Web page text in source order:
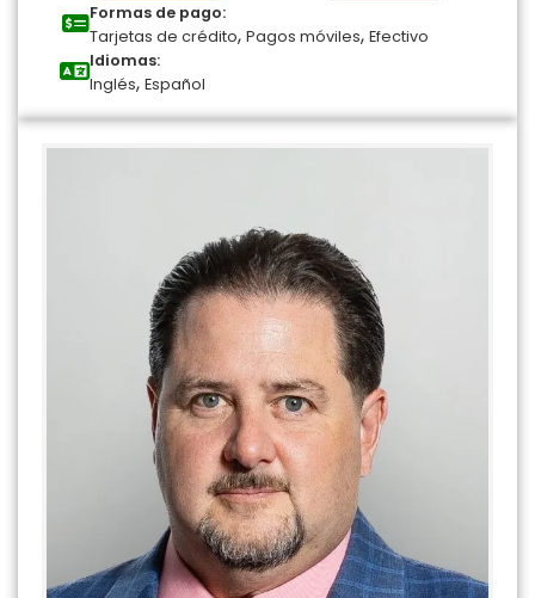
Formas de pago:
Tarjetas de crédito, Pagos móviles, Efectivo
Idiomas:
Inglés, Español